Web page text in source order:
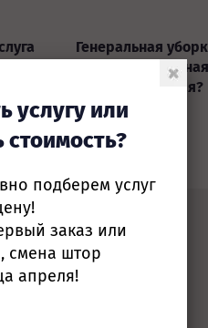
Генеральная
самостоятельная?
услугу или
стоимость?
подберем услуг
заказ или
смена штор
апреля!